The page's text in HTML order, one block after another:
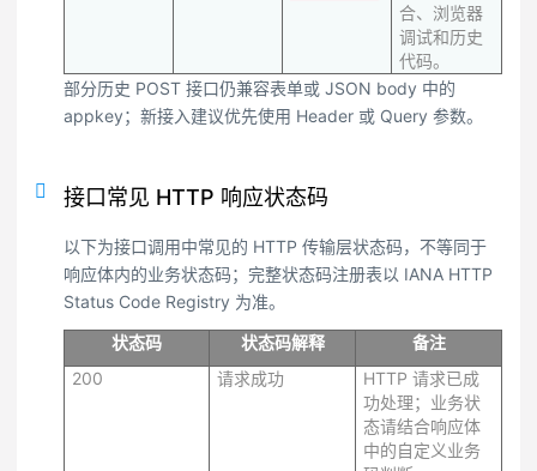
合、浏览器
调试和历史
代码。
部分历史 POST 接口仍兼容表单或 JSON body 中的
appkey；新接入建议优先使用 Header 或 Query 参数。
接口常见 HTTP 响应状态码
以下为接口调用中常见的 HTTP 传输层状态码，不等同于
响应体内的业务状态码；完整状态码注册表以 IANA HTTP
Status Code Registry 为准。
状态码
状态码解释
备注
200
请求成功
HTTP 请求已成
功处理；业务状
态请结合响应体
中的自定义业务